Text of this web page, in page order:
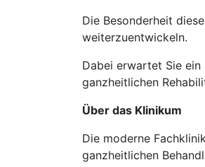
Die Besonderheit
weiterzuentwickeln.
Dabei erwartet Sie
ganzheitlichen
Über das Klinikum
Die moderne
ganzheitlichen